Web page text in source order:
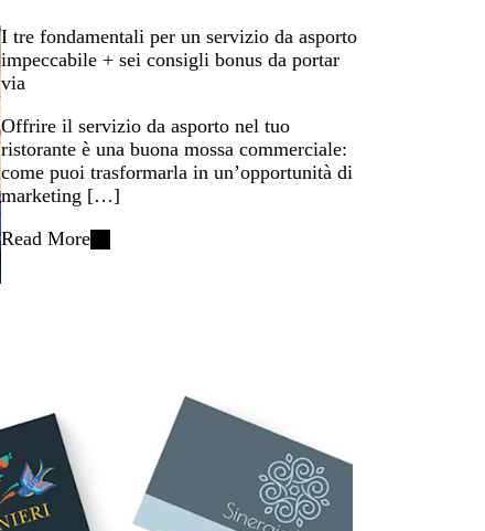
I tre fondamentali per un servizio da asporto
impeccabile + sei consigli bonus da portar
via
Offrire il servizio da asporto nel tuo
ristorante è una buona mossa commerciale:
come puoi trasformarla in un’opportunità di
marketing […]
Read More